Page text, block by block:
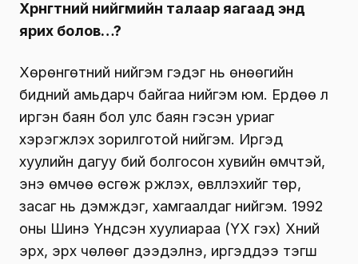
Хөрөнгөтний нийгмийн талаар яагаад энд
ярих болов…?
Хөрөнгөтний нийгэм гэдэг нь өнөөгийн
бидний амьдарч байгаа нийгэм юм. Ердөө л
иргэн баян бол улс баян гэсэн уриаг
хэрэгжүүлэх зорилготой нийгэм. Иргэд
хуулийн дагуу бий болгосон хувийн өмчтэй,
энэ өмчөө өсгөж үржүүлэх, өвлүүлэхийг төр,
засаг нь дэмждэг, хамгаалдаг нийгэм. 1992
оны Шинэ Үндсэн хуулиараа (ҮХ гэх) Хүний
эрх, эрх чөлөөг дээдэлнэ, иргэддээ тэгш